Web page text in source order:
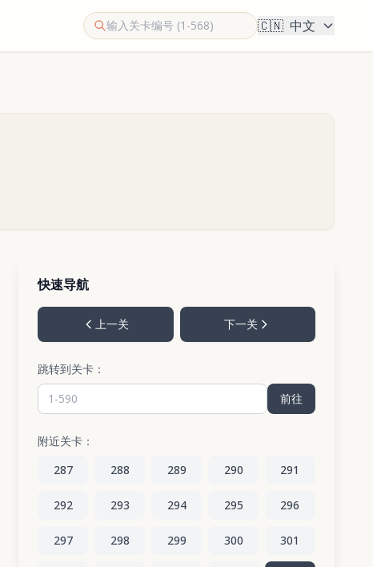
🇨🇳 中文
快速导航
上一关 下一关
跳转到关卡：
前往
附近关卡：
287
288 289 290 291
292 293 294 295 296
297 298 299 300 301